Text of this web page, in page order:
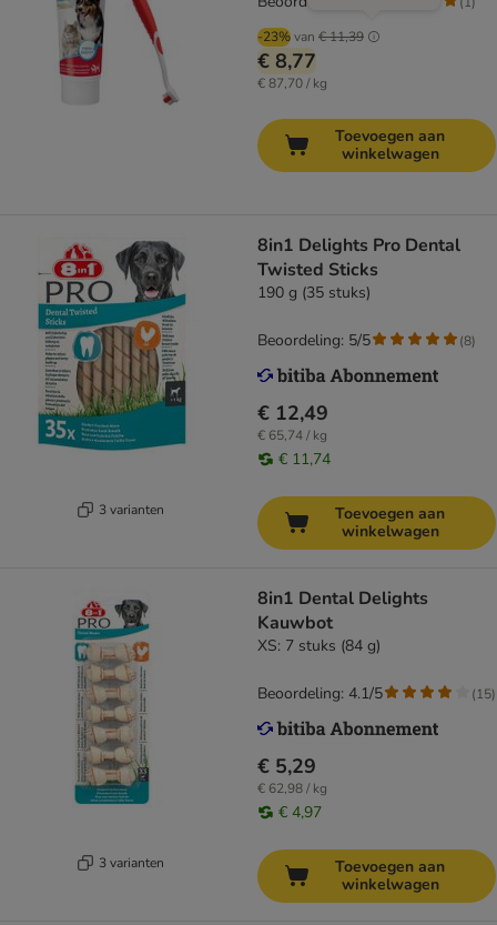
-23%van € 11,39
€ 8,77
€ 87,70 / kg
Toevoegen aan
winkelwagen
3 varianten
8in1 Delights Pro Dental
Twisted Sticks
190 g (35 stuks)
€ 12,49
€ 65,74 / kg
€ 11,74
Beoordeling: 5/5 (8)
Toevoegen aan
winkelwagen
3 varianten
8in1 Dental Delights
Kauwbot
XS: 7 stuks (84 g)
€ 5,29
€ 62,98 / kg
€ 4,97
Beoordeling: 4.1/5 (15)
Toevoegen aan
winkelwagen